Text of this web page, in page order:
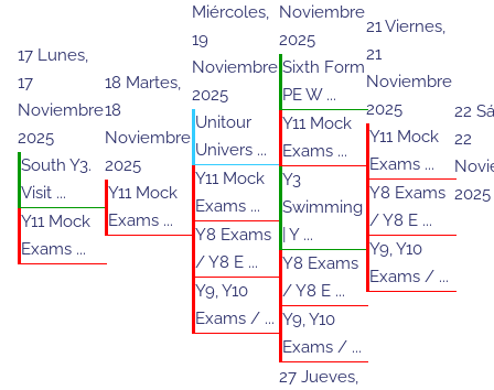
17 Lunes,
17
Noviembre
2025
South Y3.
Visit ...
Y11 Mock
Exams ...
18 Martes,
18
Noviembre
2025
Y11 Mock
Exams ...
Miércoles,
19
Noviembre
2025
Unitour
Univers ...
Y11 Mock
Exams ...
Y8 Exams
/ Y8 E ...
Y9, Y10
Exams / ...
Noviembre
2025
Sixth Form
PE W ...
Y11 Mock
Exams ...
Y3
Swimming
| Y ...
Y8 Exams
/ Y8 E ...
Y9, Y10
Exams / ...
21Viernes,
21
Noviembre
2025
Y11 Mock
Exams ...
Y8 Exams
/ Y8 E ...
Y9, Y10
Exams / ...
22
22
2025
27 Jueves,